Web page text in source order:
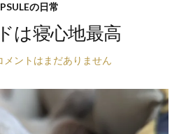
の日常
は寝心地最高
メントはまだありません